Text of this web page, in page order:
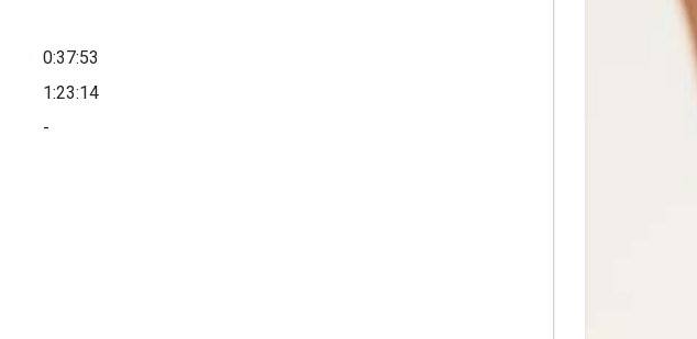
0:37:53
1:23:14
-